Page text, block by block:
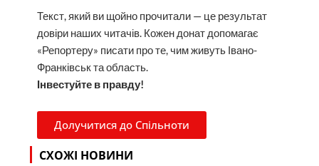
Текст, який ви щойно прочитали — це результат
довіри наших читачів. Кожен донат допомагає
«Репортеру» писати про те, чим живуть Івано-
Франківськ та область.
Інвестуйте в правду!
Долучитися до Спільноти
СХОЖІ НОВИНИ